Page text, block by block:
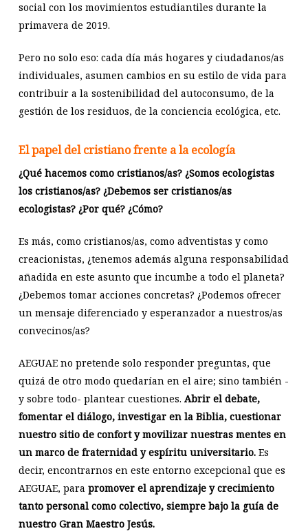
social con los movimientos estudiantiles durante la
primavera de 2019.
Pero no solo eso: cada día más hogares y ciudadanos/as
individuales, asumen cambios en su estilo de vida para
contribuir a la sostenibilidad del autoconsumo, de la
gestión de los residuos, de la conciencia ecológica, etc.
El papel del cristiano frente a la ecología
¿Qué hacemos como cristianos/as? ¿Somos ecologistas
los cristianos/as? ¿Debemos ser cristianos/as
ecologistas? ¿Por qué? ¿Cómo?
Es más, como cristianos/as, como adventistas y como
creacionistas, ¿tenemos además alguna responsabilidad
añadida en este asunto que incumbe a todo el planeta?
¿Debemos tomar acciones concretas? ¿Podemos ofrecer
un mensaje diferenciado y esperanzador a nuestros/as
convecinos/as?
AEGUAE no pretende solo responder preguntas, que
quizá de otro modo quedarían en el aire; sino también -
y sobre todo- plantear cuestiones. Abrir el debate,
fomentar el diálogo, investigar en la Biblia, cuestionar
nuestro sitio de confort y movilizar nuestras mentes en
un marco de fraternidad y espíritu universitario.Es
decir, encontrarnos en este entorno excepcional que es
AEGUAE, para promover el aprendizaje y crecimiento
tanto personal como colectivo, siempre bajo la guía de
nuestro Gran Maestro Jesús.